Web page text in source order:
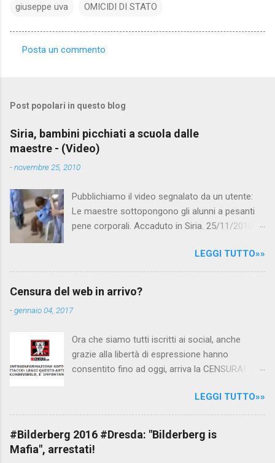
giuseppe uva OMICIDI DI STATO
e
n
t
Posta un commento
Post popolari in questo blog
Siria, bambini picchiati a scuola dalle
maestre - (Video)
-novembre 25, 2010
Pubblichiamo il video segnalato da un utente:
Le maestre sottopongono gli alunni a pesanti
pene corporali. Accaduto in Siria. 25/11/2010
Canale 5 "Forum" si è interessato al caso,
interpellando prontamente l'ambasciata siriana,
per fare luce sulla vicenda: è emerso che il
scuola. LEGGI IL SERVIZIO . staff
nocensura.com Condividi su Facebook
LEGGI TUTTO»»
Censura del web in arrivo?
-gennaio 04, 2017
Ora che siamo tutti iscritti ai social, anche
grazie alla libertà di espressione hanno
consentito fino ad oggi, arriva la CENSURA!
politica rispediti al mittente dai cittadini - perché
censurare avrebbe fatto perdere troppi
consensi ai vari governi - la CENSURA potrebbe
arrivare dall'Antitrust, ovvero l' Autorità garante
LEGGI TUTTO»»
#Bilderberg 2016 #Dresda: "Bilderberg is
Mafia", arrestati!